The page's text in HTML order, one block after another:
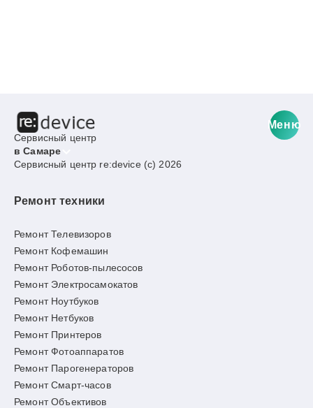
Сервисный центр
в Самаре
Меню
Сервисный центр re:device (c) 2026
Ремонт техники
Ремонт Телевизоров
Ремонт Кофемашин
Ремонт Роботов-пылесосов
Ремонт Электросамокатов
Ремонт Ноутбуков
Ремонт Нетбуков
Ремонт Принтеров
Ремонт Фотоаппаратов
Ремонт Парогенераторов
Ремонт Смарт-часов
Ремонт Объективов